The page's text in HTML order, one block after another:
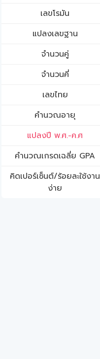
เลขโรมัน
แปลงเลขฐาน
จำนวนคู่
จำนวนคี่
เลขไทย
คำนวณอายุ
แปลงปี พ.ศ.-ค.ศ
คํานวณเกรดเฉลี่ย GPA
คิดเปอร์เซ็นต์/ร้อยละใช้งาน
ง่าย